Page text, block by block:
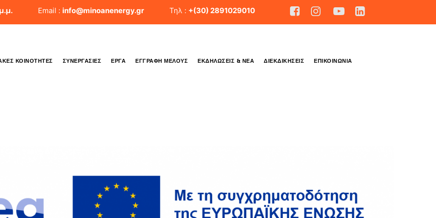
Email : info@minoanenergy.gr Τηλ : +(30) 2891029010
ΚΟΙΝΌΤΗΤΕΣ ΣΥΝΕΡΓΑΣΊΕΣ ΈΡΓΑ ΕΓΓΡΑΦΉ ΜΈΛΟΥΣ ΕΚΔΗΛΏΣΕΙΣ & ΝΈΑ ΔΙΕΚΔΙΚΉΣΕΙΣ ΕΠΙΚΟΙΝΩΝΊΑ